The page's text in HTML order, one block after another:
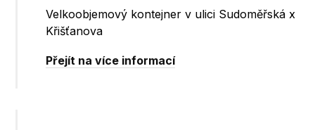
Velkoobjemový kontejner v ulici Sudoměřská x
Křišťanova
Přejít na více informací